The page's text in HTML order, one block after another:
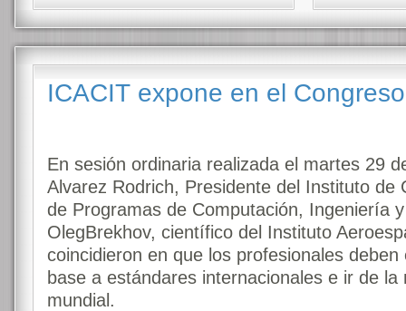
ICACIT expone en el
En sesión ordinaria realizada el martes 29
Alvarez Rodrich, Presidente del Instituto de
de Programas de Computación, Ingeniería
OlegBrekhov, científico del Instituto
coincidieron en que los profesionales
base a estándares internacionales e ir de
mundial.